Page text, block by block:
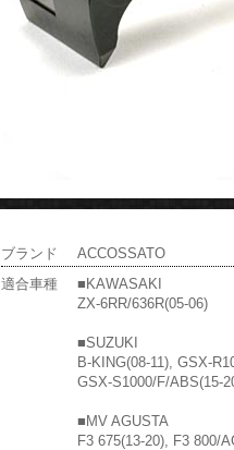
ブランド
ACCOSSATO
適合車種
■KAWASAKI
ZX-6RR/636R(05-06)
■SUZUKI
B-KING(08-11), GSX-
GSX-S1000/F/ABS(15-
■MV AGUSTA
F3 675(13-20), F3 800/